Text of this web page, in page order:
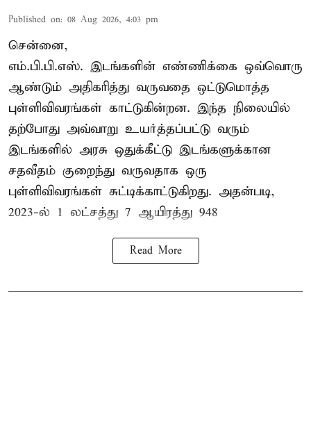
Published on: 08 Aug 2026, 4:03 pm
சென்னை,
எம்.பி.பி.எஸ். இடங்களின் எண்ணிக்கை ஒவ்வொரு
ஆண்டும் அதிகரித்து வருவதை ஒட்டுமொத்த
புள்ளிவிவரங்கள் காட்டுகின்றன. இந்த நிலையில்
தற்போது அவ்வாறு உயர்த்தப்பட்டு வரும்
இடங்களில் அரசு ஒதுக்கீட்டு இடங்களுக்கான
சதவீதம் குறைந்து வருவதாக ஒரு
புள்ளிவிவரங்கள் சுட்டிக்காட்டுகிறது. அதன்படி,
2023-ல் 1 லட்சத்து 7 ஆயிரத்து 948
Read More